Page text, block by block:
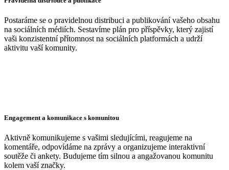
Postaráme se o pravidelnou distribuci a publikování vašeho obsahu
na sociálních médiích. Sestavíme plán pro příspěvky, který zajistí
vaši konzistentní přítomnost na sociálních platformách a udrží
aktivitu vaší komunity.
Engagement a komunikace s komunitou
Aktivně komunikujeme s vašimi sledujícími, reagujeme na
komentáře, odpovídáme na zprávy a organizujeme interaktivní
soutěže či ankety. Budujeme tím silnou a angažovanou komunitu
kolem vaší značky.